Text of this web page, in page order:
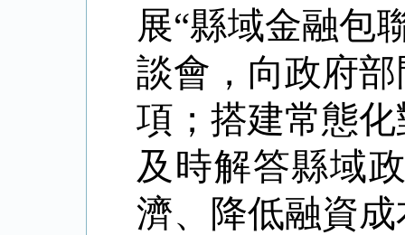
展“縣域金融包
談會，向政府
項；搭建常態
及時解答縣域
濟、降低融資